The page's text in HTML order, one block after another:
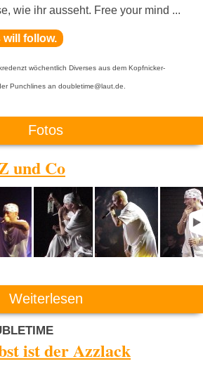
wie ihr ausseht. Free your mind ...
will follow.
wöchentlich Diverses aus dem Kopfnicker-
Punchlines an doubletime@laut.de.
Fotos
und Co
Weiterlesen
ist der Azzlack